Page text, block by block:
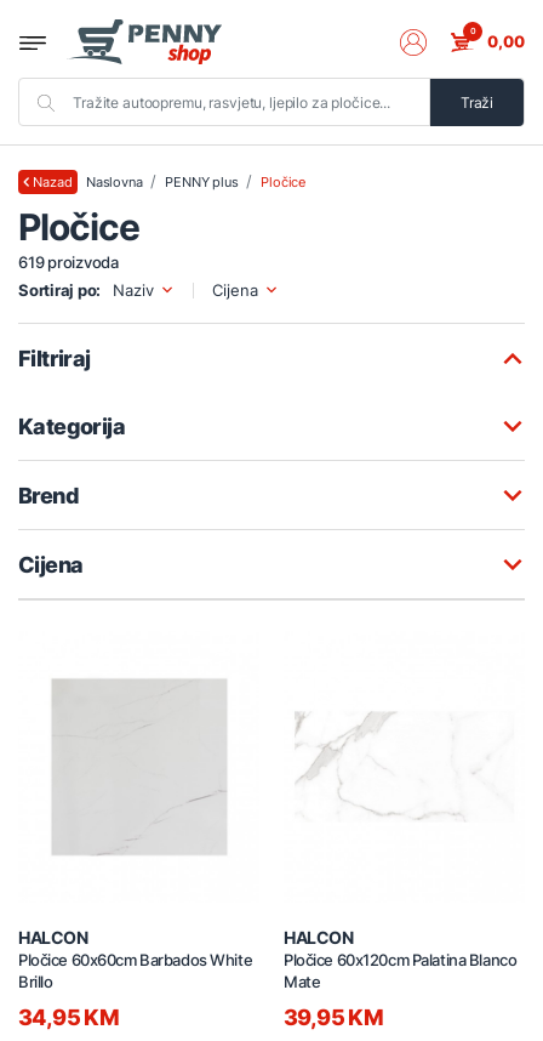
Traži
0 0,00
Nazad Naslovna PENNY plus Pločice
Pločice
619 proizvoda
Sortiraj po:
Naziv Cijena
Filtriraj
Kategorija
Brend
Cijena
HALCON
Pločice 60x60cm Barbados White
Brillo
34,95 KM
HALCON
Pločice 60x120cm Palatina Blanco
Mate
39,95 KM